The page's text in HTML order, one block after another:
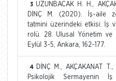
3 UZUNBACAK H. H.,
DİNÇ M. (2020). İş-aile
tatmini üzerindeki etkisi: İş
rolü. 28. Ulusal Yönetim ve
Eylül 3-5, Ankara, 162-177.
4
DİNÇ M., AKÇAKANAT
Psikolojik Sermayenin İş